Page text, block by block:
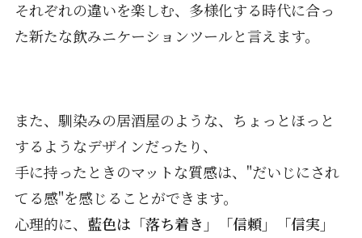
それぞれの違いを楽しむ、多様化する時代に合っ
た新たな飲みニケーションツールと言えます。
また、馴染みの居酒屋のような、ちょっとほっと
するようなデザインだったり、
手に持ったときのマットな質感は、"だいじにされ
てる感"を感じることができます。
心理的に、 藍色は「落ち着き」「信頼」「信実」